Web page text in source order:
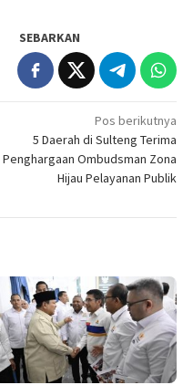
SEBARKAN
Pos berikutnya
5 Daerah di Sulteng Terima
Penghargaan Ombudsman Zona
Hijau Pelayanan Publik